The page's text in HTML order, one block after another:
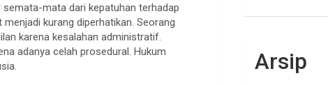
mata dari kepatuhan terhadap
kurang diperhatikan. Seorang
karena kesalahan administratif.
adanya celah prosedural. Hukum
Arsip